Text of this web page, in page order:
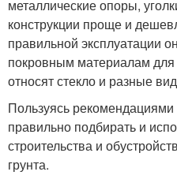
металлические опоры,
конструкции проще и
правильной эксплуатации
покровным материалам для
относят стекло и разные
Пользуясь рекомендациями
правильно подбирать и
строительства и
грунта.